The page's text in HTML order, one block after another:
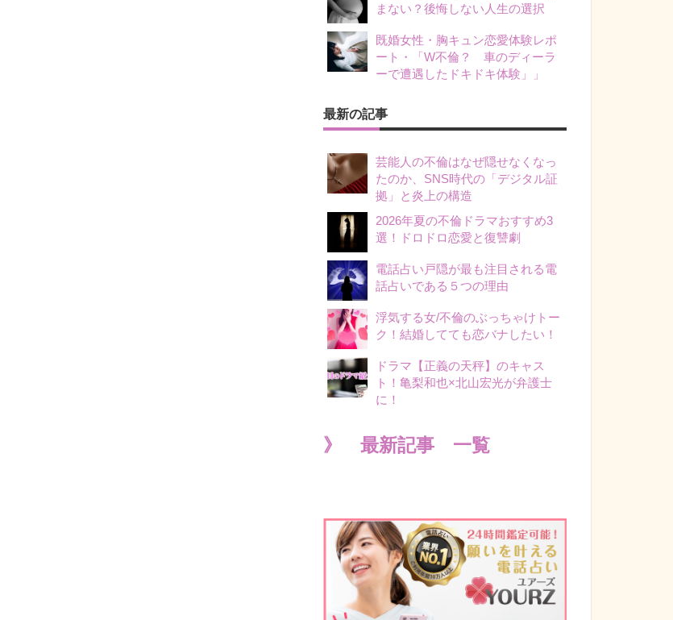
まない？後悔しない人生の選択
既婚女性・胸キュン恋愛体験レポ
ート・「W不倫？ 車のディーラ
ーで遭遇したドキドキ体験」」
最新の記事
芸能人の不倫はなぜ隠せなくなっ
たのか、SNS時代の「デジタル証
拠」と炎上の構造
2026年夏の不倫ドラマおすすめ3
選！ドロドロ恋愛と復讐劇
電話占い戸隠が最も注目される電
話占いである５つの理由
浮気する女/不倫のぶっちゃけトー
ク！結婚してても恋バナしたい！
ドラマ【正義の天秤】のキャス
ト！亀梨和也×北山宏光が弁護士
に！
》 最新記事 一覧